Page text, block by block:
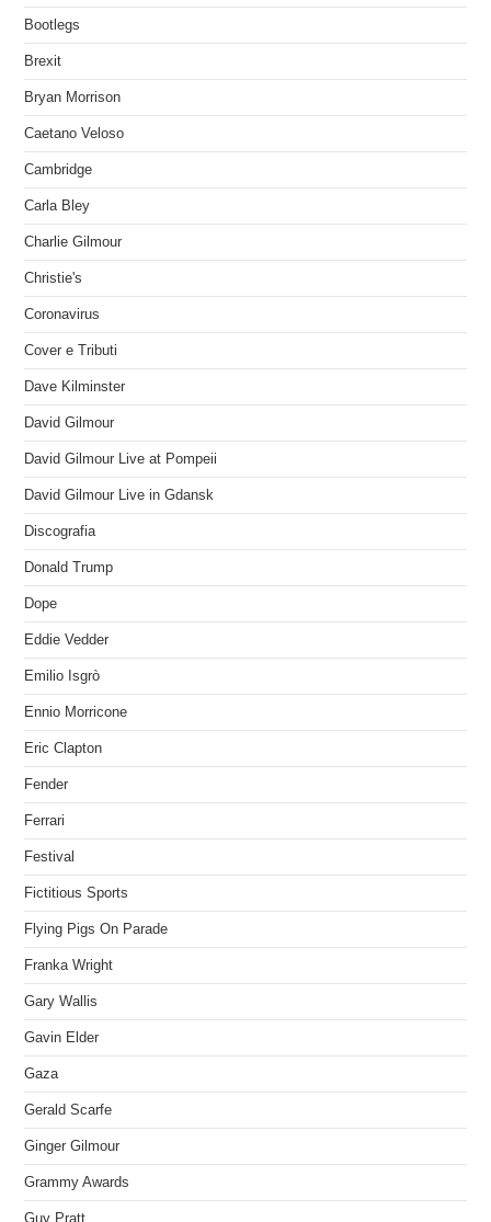
Bootlegs
Brexit
Bryan Morrison
Caetano Veloso
Cambridge
Carla Bley
Charlie Gilmour
Christie's
Coronavirus
Cover e Tributi
Dave Kilminster
David Gilmour
David Gilmour Live at Pompeii
David Gilmour Live in Gdansk
Discografia
Donald Trump
Dope
Eddie Vedder
Emilio Isgrò
Ennio Morricone
Eric Clapton
Fender
Ferrari
Festival
Fictitious Sports
Flying Pigs On Parade
Franka Wright
Gary Wallis
Gavin Elder
Gaza
Gerald Scarfe
Ginger Gilmour
Grammy Awards
Guy Pratt